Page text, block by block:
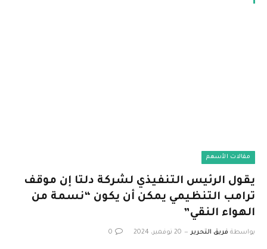
مقالات الأسهم
يقول الرئيس التنفيذي لشركة دلتا إن موقف
ترامب التنظيمي يمكن أن يكون “نسمة من
الهواء النقي”
بواسطة فريق التحرير 20 نوفمبر، 2024 0